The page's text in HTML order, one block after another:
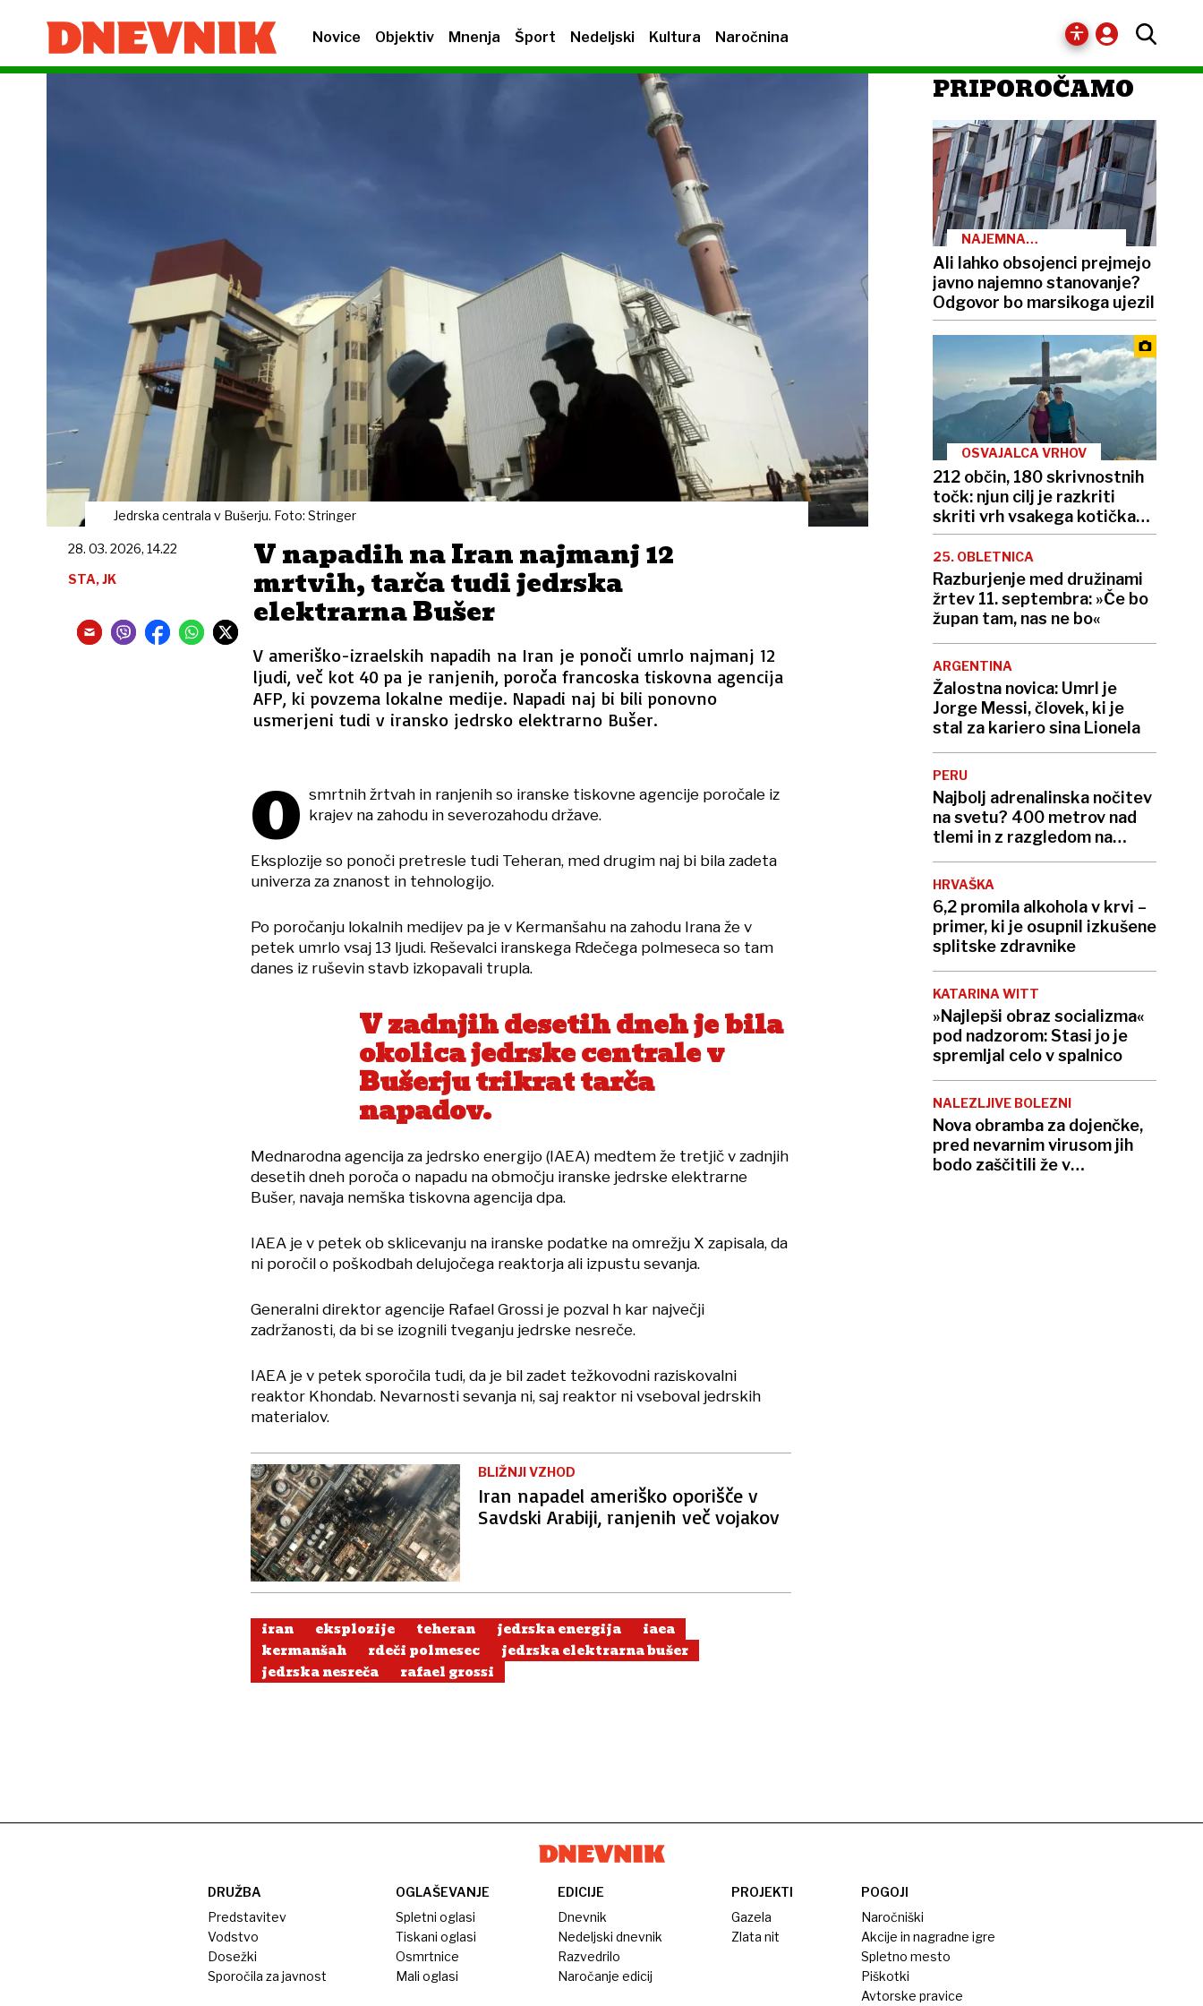
Novice Objektiv Mnenja Šport Nedeljski Kultura Naročnina
Jedrska centrala v Bušerju. Foto: Stringer
V napadih na Iran najmanj 12
mrtvih, tarča tudi jedrska
elektrarna Bušer
V ameriško-izraelskih napadih na Iran je ponoči umrlo najmanj 12
ljudi, več kot 40 pa je ranjenih, poroča francoska tiskovna agencija
AFP, ki povzema lokalne medije. Napadi naj bi bili ponovno
usmerjeni tudi v iransko jedrsko elektrarno Bušer.
28. 03. 2026, 14.22
STA, JK
O smrtnih žrtvah in ranjenih so iranske tiskovne agencije poročale iz
krajev na zahodu in severozahodu države.
Eksplozije so ponoči pretresle tudi Teheran, med drugim naj bi bila zadeta
univerza za znanost in tehnologijo.
Po poročanju lokalnih medijev pa je v Kermanšahu na zahodu Irana že v
petek umrlo vsaj 13 ljudi. Reševalci iranskega Rdečega polmeseca so tam
danes iz ruševin stavb izkopavali trupla.
V zadnjih desetih dneh je bila
okolica jedrske centrale v
Bušerju trikrat tarča
napadov.
Mednarodna agencija za jedrsko energijo (IAEA) medtem že tretjič v zadnjih
desetih dneh poroča o napadu na območju iranske jedrske elektrarne
Bušer, navaja nemška tiskovna agencija dpa.
IAEA je v petek ob sklicevanju na iranske podatke na omrežju X zapisala, da
ni poročil o poškodbah delujočega reaktorja ali izpustu sevanja.
Generalni direktor agencije Rafael Grossi je pozval h kar največji
zadržanosti, da bi se izognili tveganju jedrske nesreče.
IAEA je v petek sporočila tudi, da je bil zadet težkovodni raziskovalni
reaktor Khondab. Nevarnosti sevanja ni, saj reaktor ni vseboval jedrskih
materialov.
BLIŽNJI VZHOD
Iran napadel ameriško oporišče v
Savdski Arabiji, ranjenih več vojakov
iran eksplozije teheran jedrska energija
iaea
kermanšah
rdeči polmesec
jedrska elektrarna bušer
jedrska nesreča
rafael grossi
PRIPOROČAMO
NAJEMNA
STANOVANJA
Ali lahko obsojenci prejmejo
javno najemno stanovanje?
Odgovor bo marsikoga ujezil
OSVAJALCA VRHOV
212 občin, 180 skrivnostnih
točk: njun cilj je razkriti
skriti vrh vsakega kotička
Slovenije
25. OBLETNICA
Razburjenje med družinami
žrtev 11. septembra: »Če bo
župan tam, nas ne bo«
ARGENTINA
Žalostna novica: Umrl je
Jorge Messi, človek, ki je
stal za kariero sina Lionela
PERU
Najbolj adrenalinska nočitev
na svetu? 400 metrov nad
tlemi in z razgledom na
globok prepad
HRVAŠKA
6,2 promila alkohola v krvi –
primer, ki je osupnil izkušene
splitske zdravnike
KATARINA WITT
»Najlepši obraz socializma«
pod nadzorom: Stasi jo je
spremljal celo v spalnico
NALEZLJIVE BOLEZNI
Nova obramba za dojenčke,
pred nevarnim virusom jih
bodo zaščitili že v
DRUŽBA
Predstavitev
Vodstvo
Dosežki
Sporočila za javnost
OGLAŠEVANJE
Spletni oglasi
Tiskani oglasi
Osmrtnice
Mali oglasi
EDICIJE
Dnevnik
Nedeljski dnevnik
Razvedrilo
Naročanje edicij
PROJEKTI
Gazela
Zlata nit
POGOJI
Naročniški
Akcije in nagradne igre
Spletno mesto
Piškotki
Avtorske pravice